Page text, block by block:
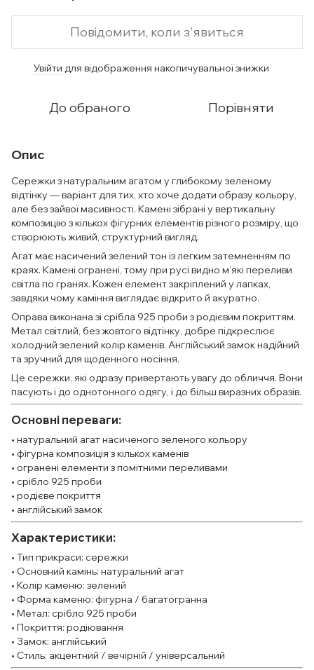
Повідомити, коли з'явиться
Увійти для відображення накопичувальної знижки
До обраного Порівняти
Опис
Сережки з натуральним агатом у глибокому зеленому
відтінку — варіант для тих, хто хоче додати образу кольору,
але без зайвої масивності. Камені зібрані у вертикальну
композицію з кількох фігурних елементів різного розміру, що
створюють живий, структурний вигляд.
Агат має насичений зелений тон із легким затемненням по
краях. Камені огранені, тому при русі видно м’які переливи
світла по гранях. Кожен елемент закріплений у лапках,
завдяки чому каміння виглядає відкрито й акуратно.
Оправа виконана зі срібла 925 проби з родієвим покриттям.
Метал світлий, без жовтого відтінку, добре підкреслює
холодний зелений колір каменів. Англійський замок надійний
та зручний для щоденного носіння.
Це сережки, які одразу привертають увагу до обличчя. Вони
пасують і до однотонного одягу, і до більш виразних образів.
Основні переваги:
• натуральний агат насиченого зеленого кольору
• фігурна композиція з кількох каменів
• огранені елементи з помітними переливами
• срібло 925 проби
• родієве покриття
• англійський замок
Характеристики:
• Тип прикраси: сережки
• Основний камінь: натуральний агат
• Колір каменю: зелений
• Форма каменю: фігурна / багатогранна
• Метал: срібло 925 проби
• Покриття: родіювання
• Замок: англійський
• Стиль: акцентний / вечірній / універсальний